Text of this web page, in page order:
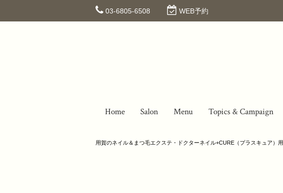
03-6805-6508 WEB予約
Home Salon Menu Topics & Campaign
用賀のネイル＆まつ毛エクステ・ドクターネイル+CURE（プラスキュア）